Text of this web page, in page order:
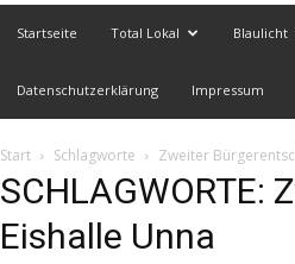
Startseite Total Lokal Blaulicht
Datenschutzerklärung Impressum
Start Schlagworte Zweiter
SCHLAGWORTE:
Eishalle Unna